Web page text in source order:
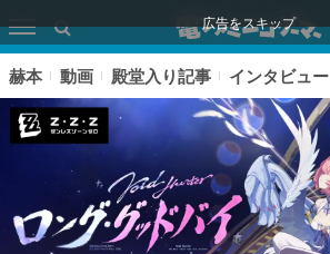
広告をスキップ
赫本 動画 殿堂入り記事 インタビュー